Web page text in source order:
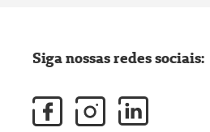
Siga nossas redes sociais: